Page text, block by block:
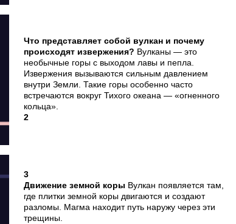
Что представляет собой вулкан и почему
происходят извержения? Вулканы — это
необычные горы с выходом лавы и пепла.
Извержения вызываются сильным давлением
внутри Земли. Такие горы особенно часто
встречаются вокруг Тихого океана — «огненного
кольца».
2
3
Движение земной коры Вулкан появляется там,
где плитки земной коры двигаются и создают
разломы. Магма находит путь наружу через эти
трещины.